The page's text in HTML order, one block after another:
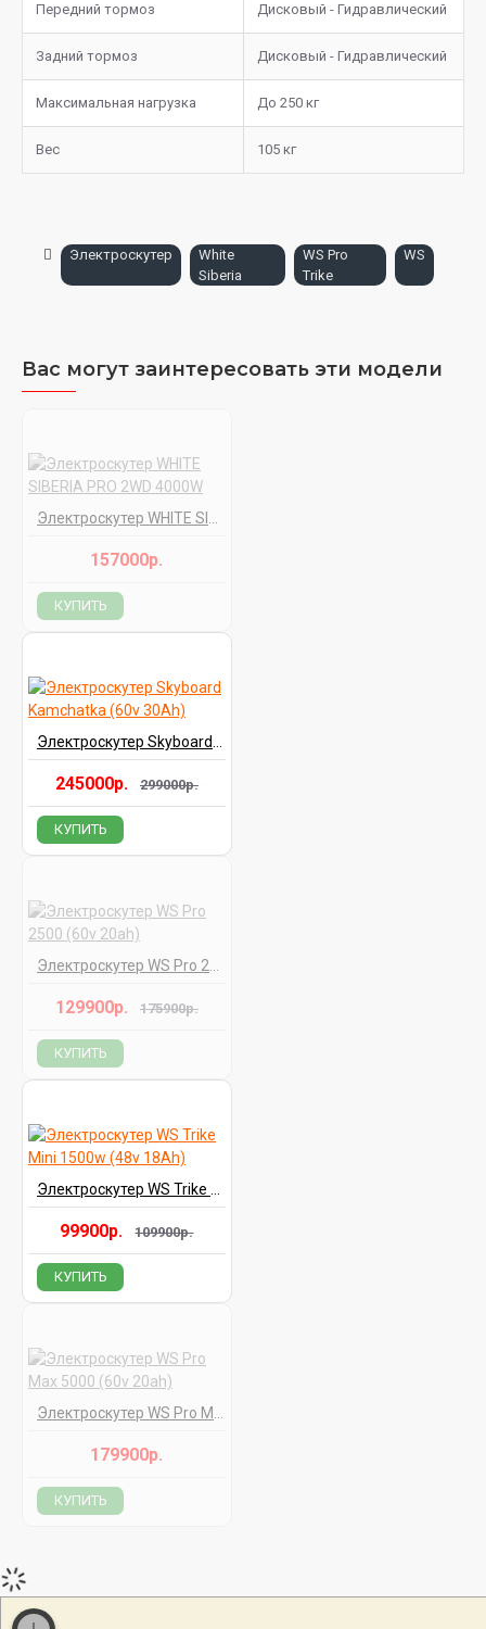
Передний тормоз Дисковый - Гидравлический
Задний тормоз Дисковый - Гидравлический
Максимальная нагрузка До 250 кг
Вес 105 кг
Электроскутер
White
Siberia
WS Pro
Trike
WS
Вас могут заинтересовать эти модели
Электроскутер WHITE SIBERIA PRO 2WD 4000W
157000р.
КУПИТЬ
Электроскутер Skyboard Kamchatka (60v 30Ah)
245000р. 299000р.
КУПИТЬ
Электроскутер WS Pro 2500 (60v 20ah)
129900р. 175900р.
КУПИТЬ
Электроскутер WS Trike Mini 1500w (48v 18Ah)
99900р. 109900р.
КУПИТЬ
Электроскутер WS Pro Max 5000 (60v 20ah)
179900р.
КУПИТЬ